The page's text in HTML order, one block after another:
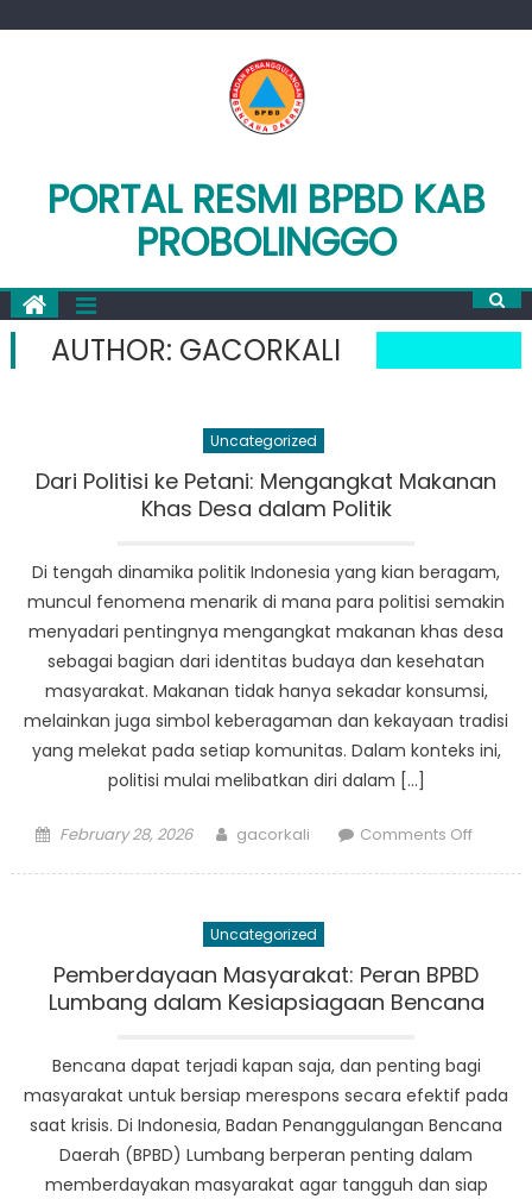
PORTAL RESMI BPBD KAB
PROBOLINGGO
AUTHOR: GACORKALI
Uncategorized
Dari Politisi ke Petani: Mengangkat Makanan
Khas Desa dalam Politik
Di tengah dinamika politik Indonesia yang kian beragam,
muncul fenomena menarik di mana para politisi semakin
menyadari pentingnya mengangkat makanan khas desa
sebagai bagian dari identitas budaya dan kesehatan
masyarakat. Makanan tidak hanya sekadar konsumsi,
melainkan juga simbol keberagaman dan kekayaan tradisi
yang melekat pada setiap komunitas. Dalam konteks ini,
politisi mulai melibatkan diri dalam […]
Posted
February 28, 2026 Author
gacorkali Comments Offon
dalam
Politik
Uncategorized
Pemberdayaan Masyarakat: Peran BPBD
Lumbang dalam Kesiapsiagaan Bencana
Bencana dapat terjadi kapan saja, dan penting bagi
masyarakat untuk bersiap merespons secara efektif pada
saat krisis. Di Indonesia, Badan Penanggulangan Bencana
Daerah (BPBD) Lumbang berperan penting dalam
memberdayakan masyarakat agar tangguh dan siap